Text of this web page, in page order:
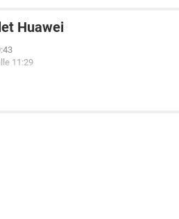
Huawei
11:29